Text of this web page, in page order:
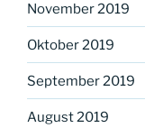
November 2019
Oktober 2019
September 2019
August 2019